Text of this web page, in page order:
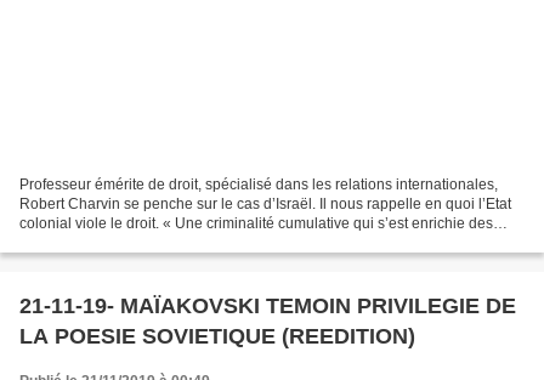
Professeur émérite de droit, spécialisé dans les relations internationales,
Robert Charvin se penche sur le cas d’Israël. Il nous rappelle en quoi l’Etat
colonial viole le droit. « Une criminalité cumulative qui s’est enrichie des
21-11-19- MAÏAKOVSKI TEMOIN PRIVILEGIE DE
LA POESIE SOVIETIQUE (REEDITION)